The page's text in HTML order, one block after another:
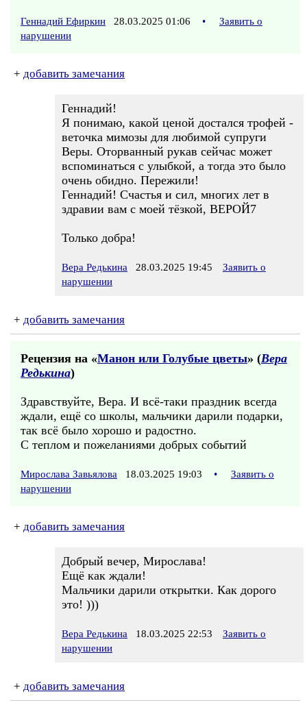
Геннадий Ефиркин 28.03.2025 01:06 •
Заявить о
нарушении
+ добавить замечания
Геннадий!
Я понимаю, какой ценой достался трофей -
веточка мимозы для любимой супруги
Веры. Оторванный рукав сейчас может
вспоминаться с улыбкой, а тогда это было
очень обидно. Пережили!
Геннадий! Счастья и сил, многих лет в
здравии вам с моей тёзкой, ВЕРОЙ7
Только добра!
Вера Редькина 28.03.2025 19:45
Заявить о
нарушении
+ добавить замечания
Рецензия на «Манон или Голубые цветы» (Вера
Редькина)
Здравствуйте, Вера. И всё-таки праздник всегда
ждали, ещё со школы, мальчики дарили подарки,
так всё было хорошо и радостно.
С теплом и пожеланиями добрых событий
Мирослава Завьялова 18.03.2025 19:03 •
Заявить о
нарушении
+ добавить замечания
Добрый вечер, Мирослава!
Ещё как ждали!
Мальчики дарили открытки. Как дорого
это! )))
Вера Редькина 18.03.2025 22:53
Заявить о
нарушении
+ добавить замечания